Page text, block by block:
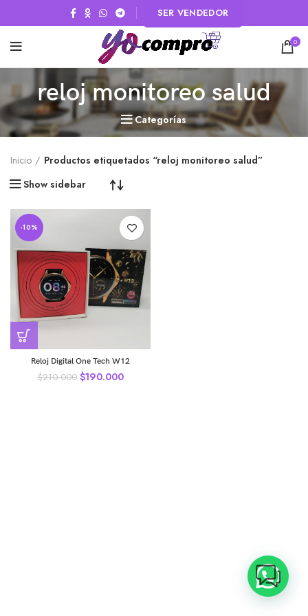
SER VENDEDOR
0
reloj monitoreo salud
Categorías
Inicio
Productos etiquetados “reloj monitoreo salud”
Show sidebar
-10%
Reloj Digital One Tech W12
$210.000 $190.000